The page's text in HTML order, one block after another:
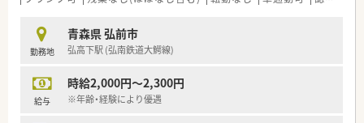
勤務地
青森県 弘前市
弘高下駅 (弘南鉄道大鰐線)
給与
時給2,000円～2,300円
※年齢・経験により優遇